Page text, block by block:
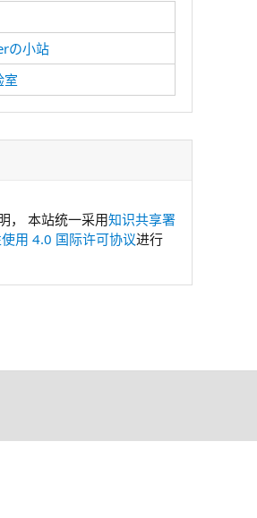
の小站
室
， 本站统一采用知识共享署
用 4.0 国际许可协议进行